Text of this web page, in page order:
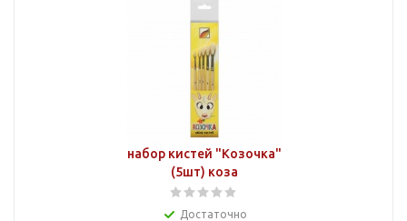
набор кистей "Козочка"
(5шт) коза
Достаточно